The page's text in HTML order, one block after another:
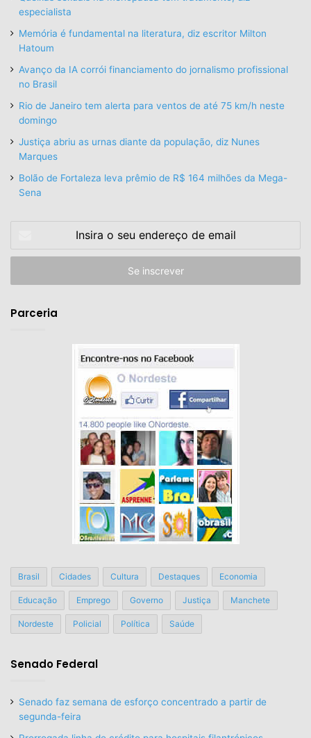
especialista
Memória é fundamental na literatura, diz escritor Milton
Hatoum
Avanço da IA corrói financiamento do jornalismo profissional
no Brasil
Rio de Janeiro tem alerta para ventos de até 75 km/h neste
domingo
Justiça abriu as urnas diante da população, diz Nunes
Marques
Bolão de Fortaleza leva prêmio de R$ 164 milhões da Mega-
Sena
seu
de
Parceria
Brasil Cidades Cultura Destaques Economia
Educação Emprego Governo Justiça Manchete
Nordeste Policial Política Saúde
Senado Federal
Senado faz semana de esforço concentrado a partir de
segunda-feira